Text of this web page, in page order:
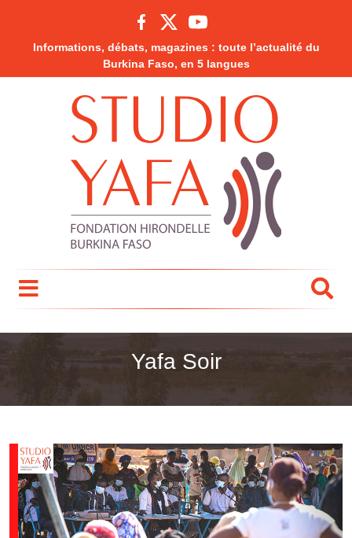
Informations, débats, magazines : toute l’actualité du
Burkina Faso, en 5 langues
Yafa Soir